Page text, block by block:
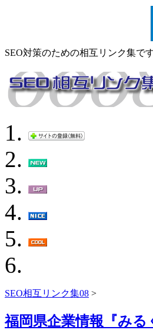
SEO対策のための相互リンク集で
SEO相互リンク集08 >
福岡県企業情報『み